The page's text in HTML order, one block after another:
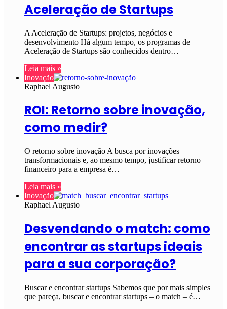
Aceleração de Startups
A Aceleração de Startups: projetos, negócios e
desenvolvimento Há algum tempo, os programas de
Aceleração de Startups são conhecidos dentro…
Leia mais »
Inovação
Raphael Augusto
ROI: Retorno sobre inovação,
como medir?
O retorno sobre inovação A busca por inovações
transformacionais e, ao mesmo tempo, justificar retorno
financeiro para a empresa é…
Leia mais »
Inovação
Raphael Augusto
Desvendando o match: como
encontrar as startups ideais
para a sua corporação?
Buscar e encontrar startups Sabemos que por mais simples
que pareça, buscar e encontrar startups – o match – é…